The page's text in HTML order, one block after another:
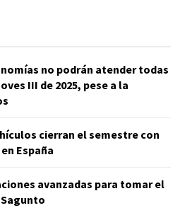
no podrán atender todas
III de 2025, pese a la
cierran el semestre con
España
avanzadas para tomar el